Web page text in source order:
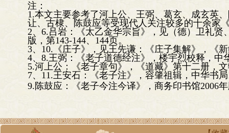
注：
1.本文主要参考了河上公、王弼、葛玄、成玄英
让、古棣、陈鼓应等受现代人关注较多的十余家
2、6.吕岩：《太乙金华宗旨》，见（德）卫礼
版，第143-144、144页。
3、10.《庄子》，见王先谦：《庄子集解》，《
4、8.王弼：《老子道德经注》，楼宇烈校释，中
5.河上公：《老子章句》，《道藏》第十二册，
7、11.王安石：《老子注》，容肇祖辑，中华书
9.陈鼓应：《老子今注今译》，商务印书馆2006